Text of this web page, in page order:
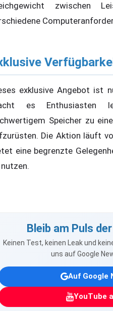
zwischen
exklusive Angebot ist
es Enthusiasten
Speicher zu
Die Aktion läuft
eine begrenzte
Bleib am Puls
Keinen Test, keinen Leak und
uns auf Google
Auf Google
YouTube